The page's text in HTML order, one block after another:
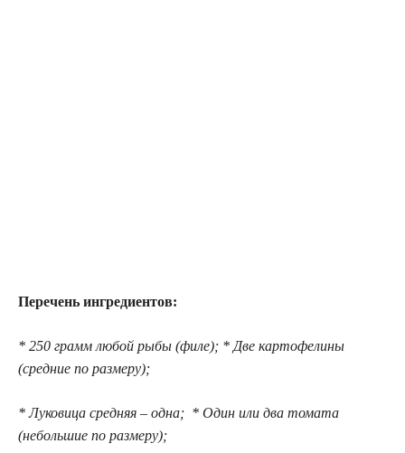
Перечень ингредиентов:
* 250 грамм любой рыбы (филе); * Две картофелины
(средние по размеру);
* Луковица средняя – одна; * Один или два томата
(небольшие по размеру);